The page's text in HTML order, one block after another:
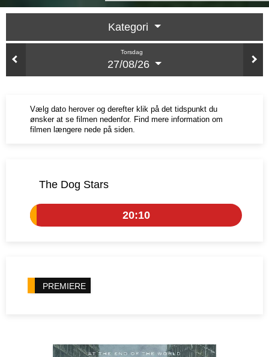
Kategori
Torsdag
27/08/26
Vælg dato herover og derefter klik på det tidspunkt du
ønsker at se filmen nedenfor. Find mere information om
filmen længere nede på siden.
The Dog Stars
20:10
PREMIERE